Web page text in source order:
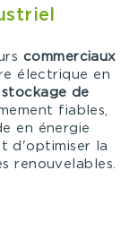
commerciaux
électrique en
de
fiables,
en énergie
d'optimiser la
renouvelables.